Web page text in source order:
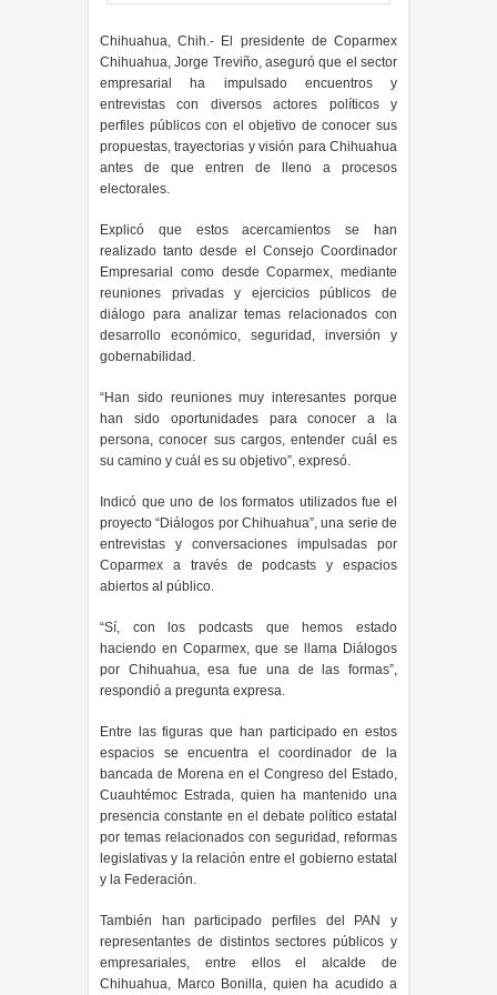
Chihuahua, Chih.- El presidente de Coparmex
Chihuahua, Jorge Treviño, aseguró que el sector
empresarial ha impulsado encuentros y
entrevistas con diversos actores políticos y
perfiles públicos con el objetivo de conocer sus
propuestas, trayectorias y visión para Chihuahua
antes de que entren de lleno a procesos
electorales.
Explicó que estos acercamientos se han
realizado tanto desde el Consejo Coordinador
Empresarial como desde Coparmex, mediante
reuniones privadas y ejercicios públicos de
diálogo para analizar temas relacionados con
desarrollo económico, seguridad, inversión y
gobernabilidad.
“Han sido reuniones muy interesantes porque
han sido oportunidades para conocer a la
persona, conocer sus cargos, entender cuál es
su camino y cuál es su objetivo”, expresó.
Indicó que uno de los formatos utilizados fue el
proyecto “Diálogos por Chihuahua”, una serie de
entrevistas y conversaciones impulsadas por
Coparmex a través de podcasts y espacios
abiertos al público.
“Sí, con los podcasts que hemos estado
haciendo en Coparmex, que se llama Diálogos
por Chihuahua, esa fue una de las formas”,
respondió a pregunta expresa.
Entre las figuras que han participado en estos
espacios se encuentra el coordinador de la
bancada de Morena en el Congreso del Estado,
Cuauhtémoc Estrada, quien ha mantenido una
presencia constante en el debate político estatal
por temas relacionados con seguridad, reformas
legislativas y la relación entre el gobierno estatal
y la Federación.
También han participado perfiles del PAN y
representantes de distintos sectores públicos y
empresariales, entre ellos el alcalde de
Chihuahua, Marco Bonilla, quien ha acudido a